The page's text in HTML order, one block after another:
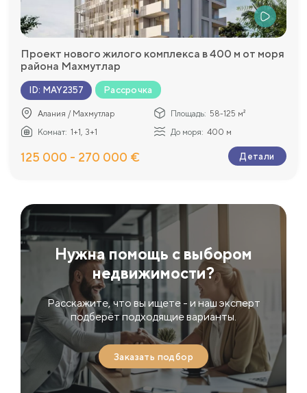
Проект нового жилого комплекса в 400 м от моря
района Махмутлар
ID: MAY2357 Рассрочка
Алания / Махмутлар Площадь: 58-125 м²
Комнат: 1+1, 3+1 До моря: 400 м
125 000 - 270 000 € Детали
Нужна помощь с выбором
недвижимости?
Расскажите, что вы ищете - и наш эксперт
подберёт подходящие варианты.
Заказать подбор